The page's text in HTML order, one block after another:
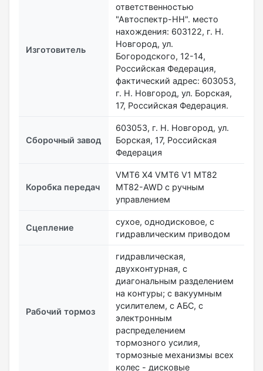
Изготовитель
ответственностью
"Автоспектр-НН". место
нахождения: 603122, г. Н.
Новгород, ул.
Богородского, 12-14,
Российская Федерация,
фактический адрес: 603053,
г. Н. Новгород, ул. Борская,
17, Российская Федерация.
Сборочный завод
603053, г. Н. Новгород, ул.
Борская, 17, Российская
Федерация
Коробка передач
VMT6 X4 VMT6 V1 MT82
MT82-AWD с ручным
управлением
Сцепление
сухое, однодисковое, с
гидравлическим приводом
Рабочий тормоз
гидравлическая,
двухконтурная, с
диагональным разделением
на контуры; с вакуумным
усилителем, с АБС, с
электронным
распределением
тормозного усилия,
тормозные механизмы всех
колес - дисковые